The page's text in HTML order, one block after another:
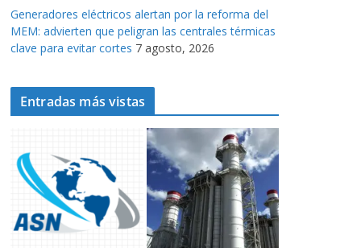
Generadores eléctricos alertan por la reforma del
MEM: advierten que peligran las centrales térmicas
clave para evitar cortes 7 agosto, 2026
Entradas más vistas